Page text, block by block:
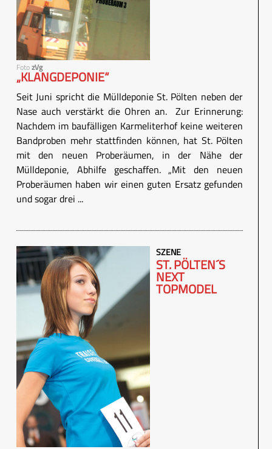
FotozVg
„KLANGDEPONIE“
Seit Juni spricht die Mülldeponie St. Pölten neben der
Nase auch verstärkt die Ohren an. Zur Erinnerung:
Nachdem im baufälligen Karmeliterhof keine weiteren
Bandproben mehr stattfinden können, hat St. Pölten
mit den neuen Proberäumen, in der Nähe der
Mülldeponie, Abhilfe geschaffen. „Mit den neuen
Proberäumen haben wir einen guten Ersatz gefunden
und sogar drei ...
SZENE
ST. PÖLTEN´S
NEXT
TOPMODEL